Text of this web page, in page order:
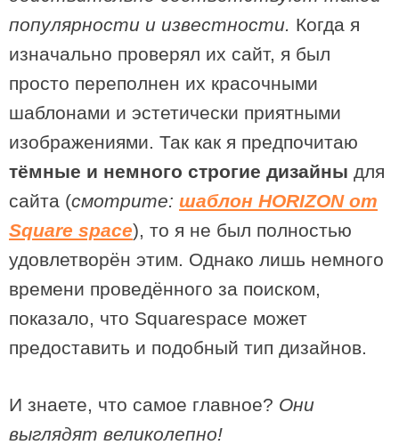
популярности и известности. Когда я
изначально проверял их сайт, я был
просто переполнен их красочными
шаблонами и эстетически приятными
изображениями. Так как я предпочитаю
тёмные и немного строгие дизайны для
сайта (смотрите: шаблон HORIZON от
Square space), то я не был полностью
удовлетворён этим. Однако лишь немного
времени проведённого за поиском,
показало, что Squarespace может
предоставить и подобный тип дизайнов.
И знаете, что самое главное? Они
выглядят великолепно!